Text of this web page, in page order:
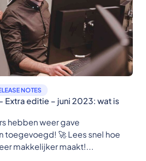
NOTES
Extra editie – juni 2023: wat is
hebben weer gave
toegevoegd! 🚀 Lees snel hoe
makkelijker maakt!...